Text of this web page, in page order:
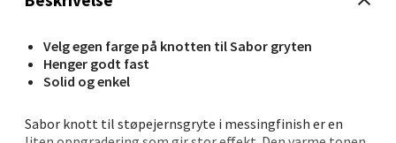
Velg egen farge på knotten til Sabor gryten
Henger godt fast
Solid og enkel
Sabor knott til støpejernsgryte i messingfinish er en
Narvik - Thon Senter
Malmporten
Bolagsgata 1, 8514 Narvik